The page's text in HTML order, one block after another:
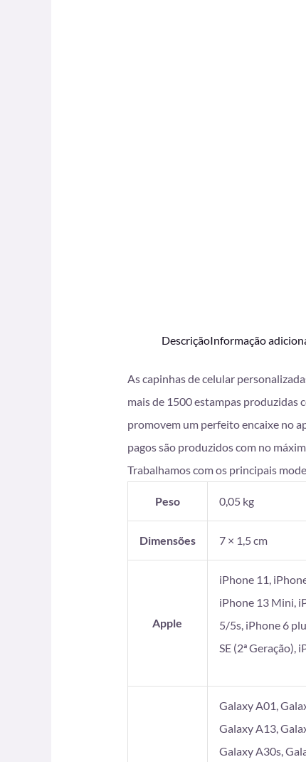
DescriçãoInformação
As capinhas de celular
mais de 1500 estampas produzidas
promovem um perfeito encaixe no
pagos são produzidos com no
Trabalhamos com os principais
Peso 0,05 kg
Dimensões 7 × 1,5 cm
Apple
iPhone 11,
iPhone 13 Mini,
5/5s, iPhone 6
SE (2ª Geração),
Galaxy A01,
Galaxy A13,
Galaxy A30s,